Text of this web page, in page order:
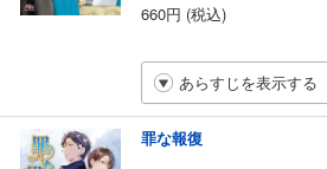
660円 (税込)
あらすじを表示する
罪な報復